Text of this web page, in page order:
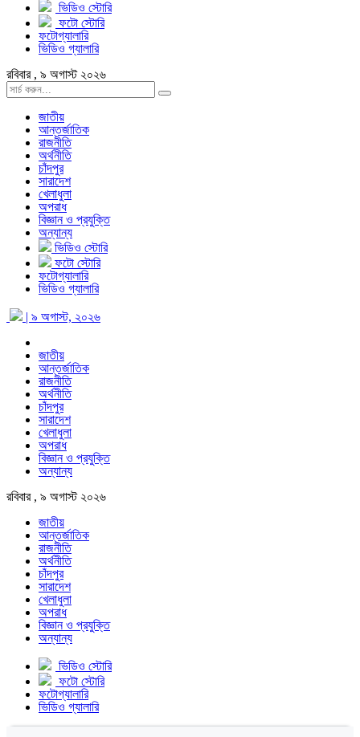
ভিডিও স্টোরি
ফটো স্টোরি
ফটোগ্যালারি
ভিডিও গ্যালারি
রবিবার , ৯ অগাস্ট ২০২৬
জাতীয়
আন্তর্জাতিক
রাজনীতি
অর্থনীতি
চাঁদপুর
সারাদেশ
খেলাধুলা
অপরাধ
বিজ্ঞান ও প্রযুক্তি
অন্যান্য
ভিডিও স্টোরি
ফটো স্টোরি
ফটোগ্যালারি
ভিডিও গ্যালারি
| ৯ অগাস্ট, ২০২৬
জাতীয়
আন্তর্জাতিক
রাজনীতি
অর্থনীতি
চাঁদপুর
সারাদেশ
খেলাধুলা
অপরাধ
বিজ্ঞান ও প্রযুক্তি
অন্যান্য
রবিবার , ৯ অগাস্ট ২০২৬
জাতীয়
আন্তর্জাতিক
রাজনীতি
অর্থনীতি
চাঁদপুর
সারাদেশ
খেলাধুলা
অপরাধ
বিজ্ঞান ও প্রযুক্তি
অন্যান্য
ভিডিও স্টোরি
ফটো স্টোরি
ফটোগ্যালারি
ভিডিও গ্যালারি